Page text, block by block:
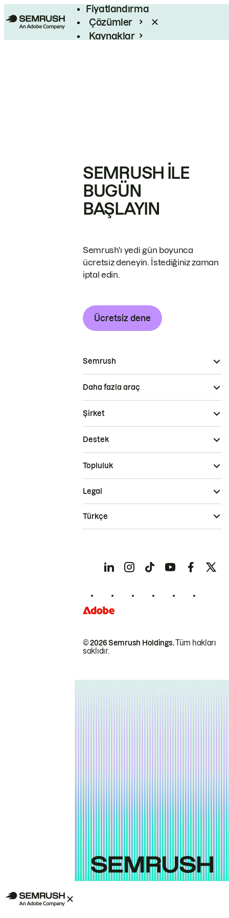
Fiyatlandırma
Çözümler
Kaynaklar
SEMRUSH ILE
BUGÜN
BAŞLAYIN
Semrush'ı yedi gün boyunca
ücretsiz deneyin. İstediğiniz zaman
iptal edin.
Ücretsiz dene
Semrush
Daha fazla araç
Şirket
Destek
Topluluk
© 2026 Semrush Holdings.Tüm hakları
saklıdır.
Legal
Türkçe